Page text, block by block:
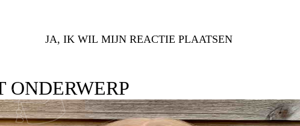
JA, IK WIL MIJN REACTIE PLAATSEN
ONDERWERP